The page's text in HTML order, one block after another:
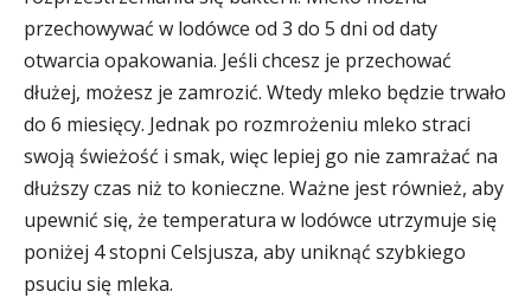
przechowywać w lodówce od 3 do 5 dni od daty
otwarcia opakowania. Jeśli chcesz je przechować
dłużej, możesz je zamrozić. Wtedy mleko będzie trwało
do 6 miesięcy. Jednak po rozmrożeniu mleko straci
swoją świeżość i smak, więc lepiej go nie zamrażać na
dłuższy czas niż to konieczne. Ważne jest również, aby
upewnić się, że temperatura w lodówce utrzymuje się
poniżej 4 stopni Celsjusza, aby uniknąć szybkiego
psuciu się mleka.